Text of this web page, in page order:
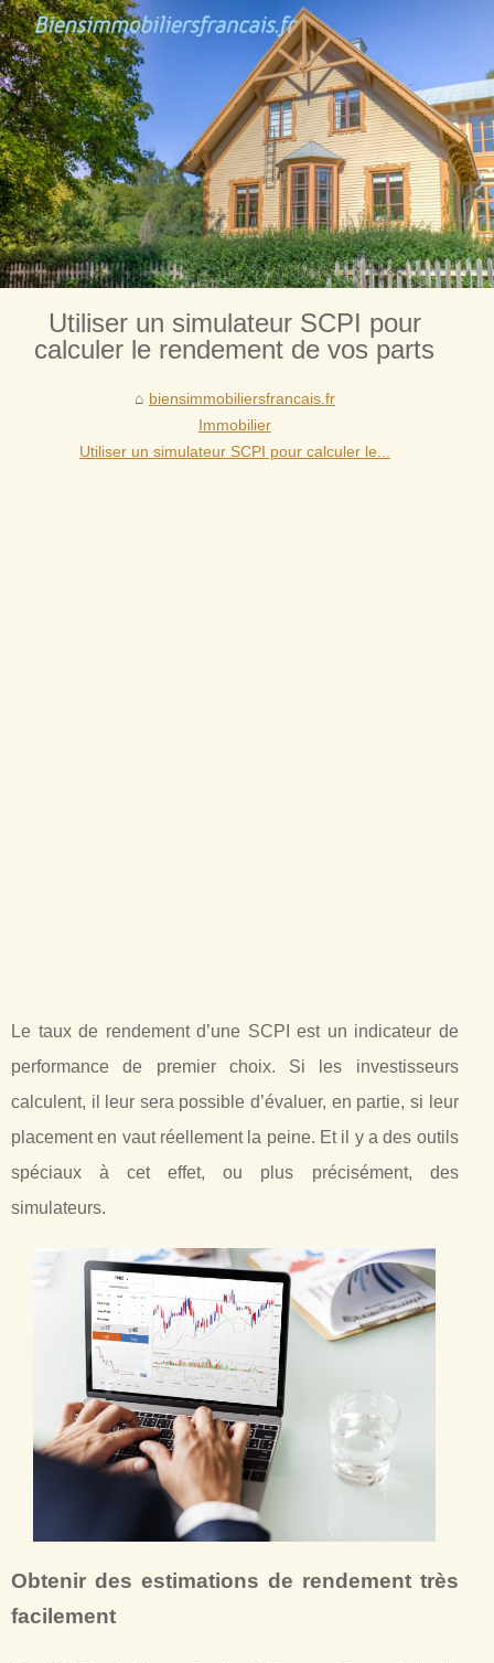
Utiliser un simulateur SCPI pour
calculer le rendement de vos parts
biensimmobiliersfrancais.fr
Immobilier
Utiliser un simulateur SCPI pour calculer le...
Le taux de rendement d’une SCPI est un indicateur de
performance de premier choix. Si les investisseurs
calculent, il leur sera possible d’évaluer, en partie, si leur
placement en vaut réellement la peine. Et il y a des outils
spéciaux à cet effet, ou plus précisément, des
simulateurs.
Obtenir des estimations de rendement très
facilement